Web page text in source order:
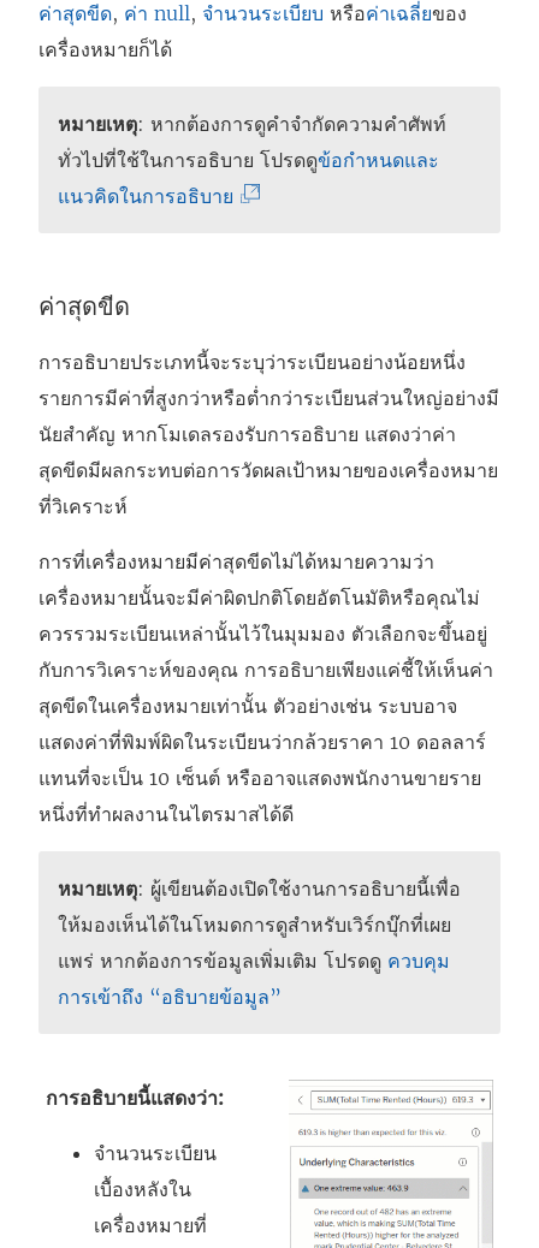
ค่าสุดขีด, ค่า null, จำนวนระเบียบ หรือค่าเฉลี่ยของ
เครื่องหมายก็ได้
หมายเหตุ: หากต้องการดูคำจำกัดความคำศัพท์
ทั่วไปที่ใช้ในการอธิบาย โปรดดูข้อกำหนดและ
แนวคิดในการอธิบาย
ะ
เ
ปิ
ด
น
ห
น้
า
ต่
า
ง
ใ
ม่
)
ค่าสุดขีด
การอธิบายประเภทนี้จะระบุว่าระเบียนอย่างน้อยหนึ่ง
รายการมีค่าที่สูงกว่าหรือต่ำกว่าระเบียนส่วนใหญ่อย่างมี
นัยสำคัญ หากโมเดลรองรับการอธิบาย แสดงว่าค่า
สุดขีดมีผลกระทบต่อการวัดผลเป้าหมายของเครื่องหมาย
ที่วิเคราะห์
การที่เครื่องหมายมีค่าสุดขีดไม่ได้หมายความว่า
เครื่องหมายนั้นจะมีค่าผิดปกติโดยอัตโนมัติหรือคุณไม่
ควรรวมระเบียนเหล่านั้นไว้ในมุมมอง ตัวเลือกจะขึ้นอยู่
กับการวิเคราะห์ของคุณ การอธิบายเพียงแค่ชี้ให้เห็นค่า
สุดขีดในเครื่องหมายเท่านั้น ตัวอย่างเช่น ระบบอาจ
แสดงค่าที่พิมพ์ผิดในระเบียนว่ากล้วยราคา 10 ดอลลาร์
แทนที่จะเป็น 10 เซ็นต์ หรืออาจแสดงพนักงานขายราย
หนึ่งที่ทำผลงานในไตรมาสได้ดี
หมายเหตุ: ผู้เขียนต้องเปิดใช้งานการอธิบายนี้เพื่อ
ให้มองเห็นได้ในโหมดการดูสำหรับเวิร์กบุ๊กที่เผย
แพร่ หากต้องการข้อมูลเพิ่มเติม โปรดดู ควบคุม
การเข้าถึง “อธิบายข้อมูล”
การอธิบายนี้แสดงว่า:
จำนวนระเบียน
เบื้องหลังใน
เครื่องหมายที่